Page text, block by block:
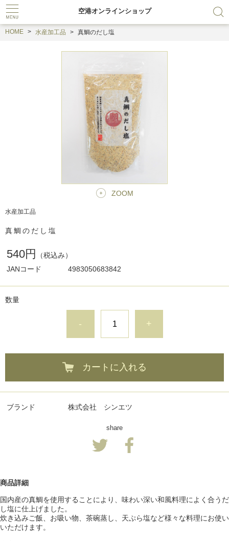
空港オンラインショップ
HOME 水産加工品 真鯛のだし塩
ZOOM
水産加工品
真鯛のだし塩
540円
（税込み）
JANコード
4983050683842
数量
- +
カートに入れる
ブランド 株式会社 シンエツ
share
商品詳細
国内産の真鯛を使用することにより、味わい深い和風料理によく合うだ
し塩に仕上げました。
炊き込みご飯、お吸い物、茶碗蒸し、天ぷら塩など様々な料理にお使い
いただけます。